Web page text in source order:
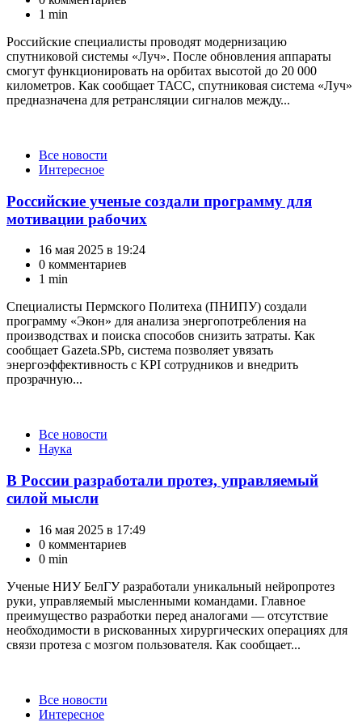
1 min
Российские специалисты проводят модернизацию
спутниковой системы «Луч». После обновления аппараты
смогут функционировать на орбитах высотой до 20 000
километров. Как сообщает ТАСС, спутниковая система «Луч»
предназначена для ретрансляции сигналов между...
КатегорииВсе новости
Интересное
Российские ученые создали программу для
мотивации рабочих
16 мая 2025 в 19:24
0 комментариев
1 min
Специалисты Пермского Политеха (ПНИПУ) создали
программу «Экон» для анализа энергопотребления на
производствах и поиска способов снизить затраты. Как
сообщает Gazeta.SPb, система позволяет увязать
энергоэффективность с KPI сотрудников и внедрить
прозрачную...
КатегорииВсе новости
Наука
В России разработали протез, управляемый
силой мысли
16 мая 2025 в 17:49
0 комментариев
0 min
Ученые НИУ БелГУ разработали уникальный нейропротез
руки, управляемый мысленными командами. Главное
преимущество разработки перед аналогами — отсутствие
необходимости в рискованных хирургических операциях для
связи протеза с мозгом пользователя. Как сообщает...
КатегорииВсе новости
Интересное